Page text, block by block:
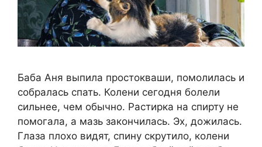
Баба Аня выпила простокваши, помолилась и
собралась спать. Колени сегодня болели
сильнее, чем обычно. Растирка на спирту не
помогала, а мазь закончилась. Эх, дожилась.
Глаза плохо видят, спину скрутило, колени